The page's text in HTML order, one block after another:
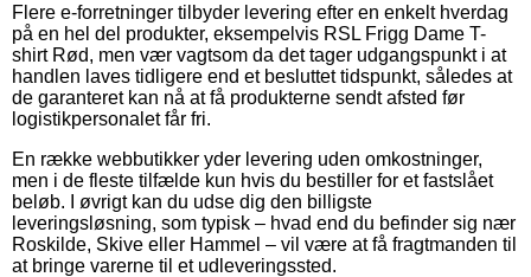
Flere e-forretninger tilbyder levering efter en enkelt hverdag
på en hel del produkter, eksempelvis RSL Frigg Dame T-
shirt Rød, men vær vagtsom da det tager udgangspunkt i at
handlen laves tidligere end et besluttet tidspunkt, således at
de garanteret kan nå at få produkterne sendt afsted før
logistikpersonalet får fri.
En række webbutikker yder levering uden omkostninger,
men i de fleste tilfælde kun hvis du bestiller for et fastslået
beløb. I øvrigt kan du udse dig den billigste
leveringsløsning, som typisk – hvad end du befinder sig nær
Roskilde, Skive eller Hammel – vil være at få fragtmanden til
at bringe varerne til et udleveringssted.